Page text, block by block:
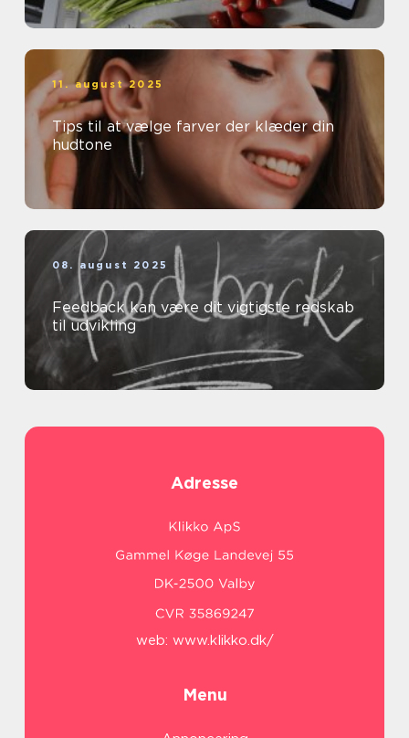
11. august 2025
Tips til at vælge farver der klæder din
hudtone
08. august 2025
Feedback kan være dit vigtigste redskab
til udvikling
Adresse
web: www.klikko.dk/
Menu